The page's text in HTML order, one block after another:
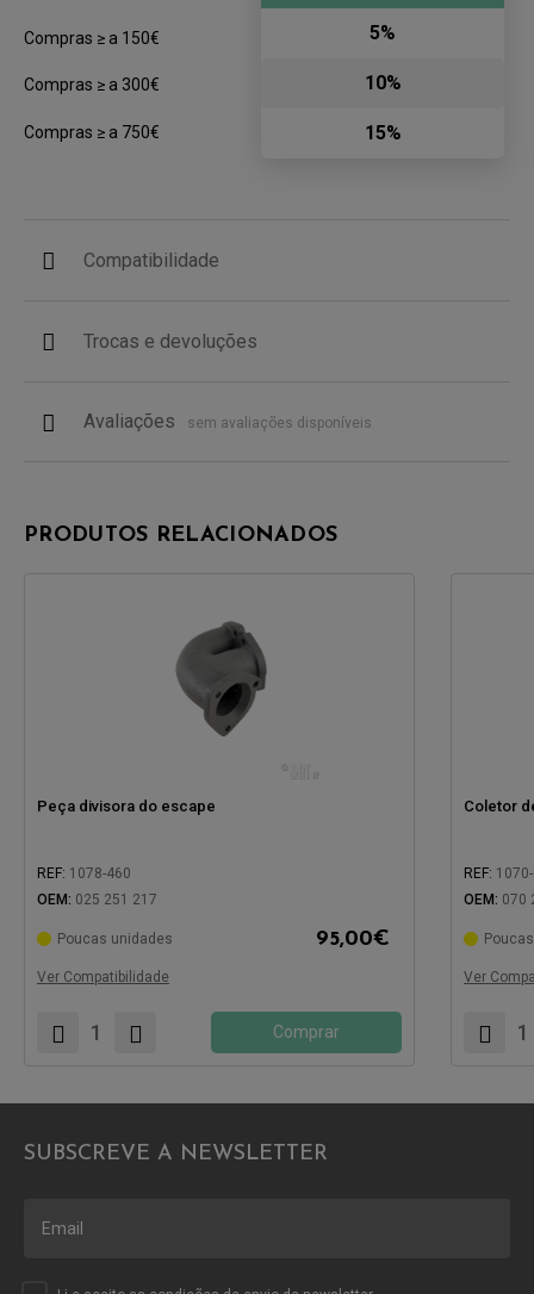
Compras ≥ a 150€
Compras ≥ a 300€
Compras ≥ a 750€
5%
10%
15%
Compatibilidade
Trocas e devoluções
Avaliações sem avaliações disponíveis
PRODUTOS RELACIONADOS
Peça divisora do escape
REF: 1078-460
OEM: 025 251 217
Poucas unidades 95,00€
Ver Compatibilidade
Comprar
Coletor
REF:
OEM: 070
Ver
SUBSCREVE A NEWSLETTER